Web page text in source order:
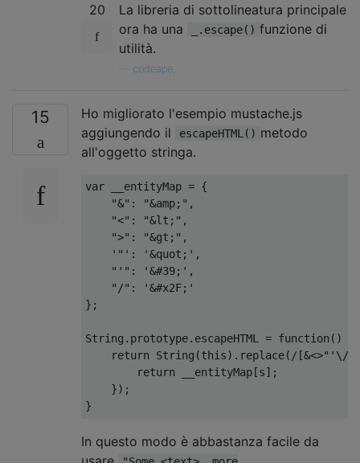
20
La libreria di sottolineatura principale
ora ha una
_.escape() funzione di
utilità.
codeape,
15
Ho migliorato l'esempio mustache.js
aggiungendo il
escapeHTML() metodo
all'oggetto stringa.
var __entityMap = {
"&" : "&amp;" ,
"<" : "&lt;" ,
">" : "&gt;" ,
'"' : '&quot;' ,
"'" : '&#39;' ,
"/" :
'&#x2F;'
};
String . prototype. escapeHTML = function ()
return
String (this). replace( /[&<>"'\/
return __entityMap[s];
});
}
In questo modo è abbastanza facile da